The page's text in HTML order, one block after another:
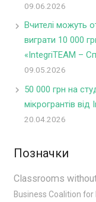
09.06.2026
Вчителі можуть
виграти 10 000
«IntegriTEAM –
09.05.2026
50 000 грн на
мікрогрантів від
20.04.2026
Позначки
Classrooms
Business Coalition for